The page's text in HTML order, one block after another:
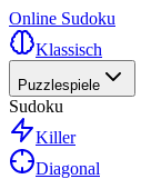
Online Sudoku
Klassisch
Puzzlespiele
Sudoku
Killer
Diagonal